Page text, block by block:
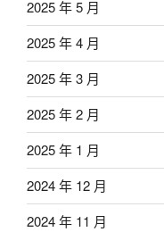
2025 年 5 月
2025 年 4 月
2025 年 3 月
2025 年 2 月
2025 年 1 月
2024 年 12 月
2024 年 11 月